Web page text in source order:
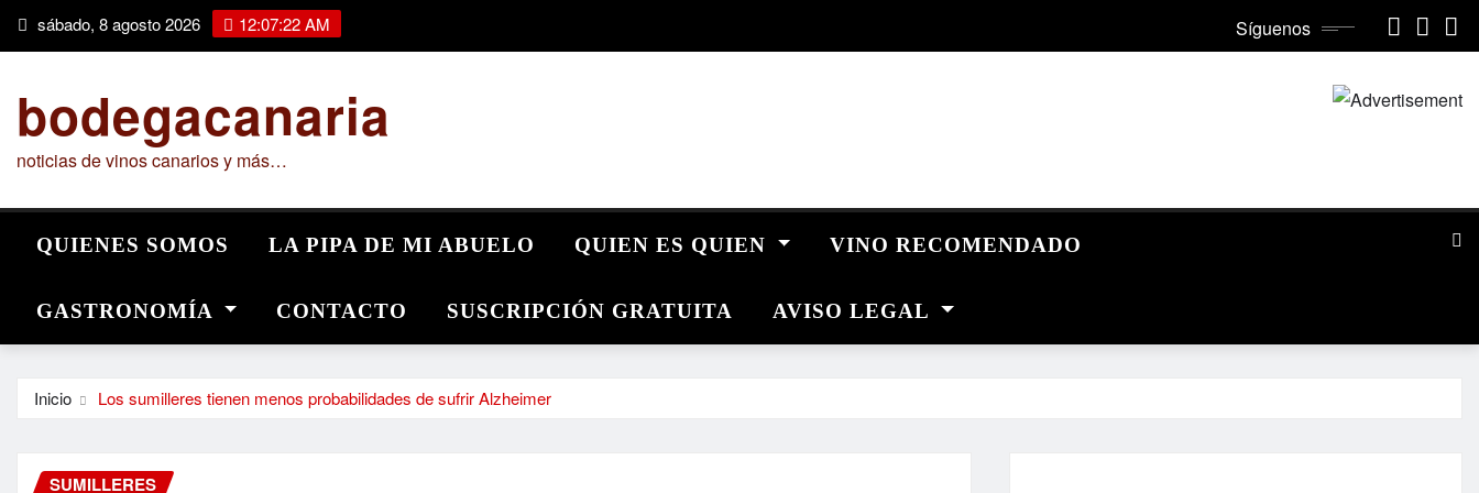
Saltar sábado, 8 agosto 2026 12:07:23 AM Síguenos
bodegacanaria
noticias de vinos canarios y más…
QUIENES SOMOS LA PIPA DE MI ABUELO QUIEN ES QUIEN VINO RECOMENDADO
GASTRONOMÍA CONTACTO SUSCRIPCIÓN GRATUITA AVISO LEGAL
Inicio Los sumilleres tienen menos probabilidades de sufrir Alzheimer
SUMILLERES